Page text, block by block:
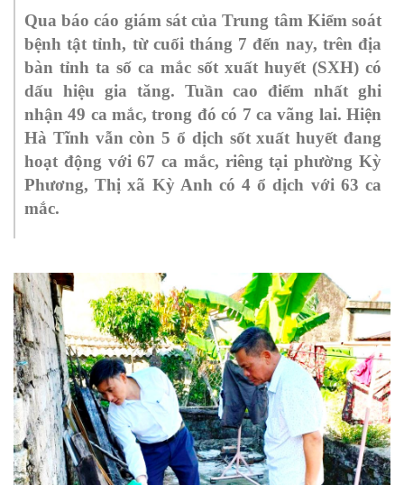
Qua báo cáo giám sát của Trung tâm Kiểm soát
bệnh tật tỉnh, từ cuối tháng 7 đến nay, trên địa
bàn tỉnh ta số ca mắc sốt xuất huyết (SXH) có
dấu hiệu gia tăng. Tuần cao điểm nhất ghi
nhận 49 ca mắc, trong đó có 7 ca vãng lai. Hiện
Hà Tĩnh vẫn còn 5 ổ dịch sốt xuất huyết đang
hoạt động với 67 ca mắc, riêng tại phường Kỳ
Phương, Thị xã Kỳ Anh có 4 ổ dịch với 63 ca
mắc.